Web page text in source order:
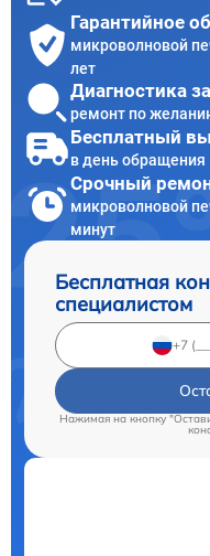
Гарантийное
микроволновой
лет
Диагностика
ремонт по
Бесплатный
в день обращения
Срочный
микроволновой
минут
Бесплатная
специалистом
Нажимая на кнопку